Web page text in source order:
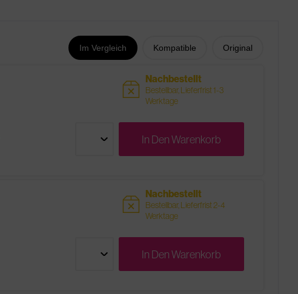
Im Vergleich Kompatible Original
sold Nachbestellt
Bestellbar, Lieferfrist 1-3
Werktage
In DenWarenkorb
sold Nachbestellt
Bestellbar, Lieferfrist 2-4
Werktage
In DenWarenkorb